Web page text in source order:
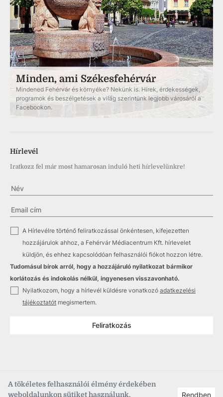
A tökéletes felhasználói élmény érdekében
weboldalunkon sütiket használunk.
Rendben
Minden, ami Székesfehérvár
Mindened Fehérvár és környéke? Nekünk is. Hírek, érdekességek,
programok és beszélgetések a világ szerintünk legjobb városáról a
Facebookon.
Hírlevél
Iratkozz fel már most hamarosan induló heti hírlevelünkre!
✓
A Hírlevélre történő feliratkozással önkéntesen, kifejezetten
hozzájárulok ahhoz, a Fehérvár Médiacentrum Kft. hírlevelet
küldjön, és ehhez kapcsolódóan felhasználói fiókot hozzon létre.
Tudomásul bírok arról, hogy a hozzájáruló nyilatkozat bármikor
korlátozás és indokolás nélkül, ingyenesen visszavonható.
✓ Nyilatkozom, hogy a hírlevél küldésre vonatkozó adatkezelési
tájékoztatót megismertem.
Feliratkozás